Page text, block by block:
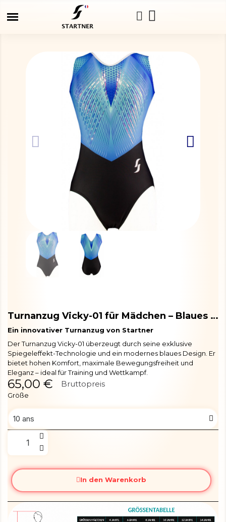
Turnanzug Vicky-01 für Mädchen – Blaues Design
Ein innovativer Turnanzug von Startner
Der Turnanzug Vicky-01 überzeugt durch seine exklusive
Spiegeleffekt-Technologie und ein modernes blaues Design. Er
bietet hohen Komfort, maximale Bewegungsfreiheit und
Eleganz – ideal für Training und Wettkampf.
65,00 € Bruttopreis
Größe
In den Warenkorb